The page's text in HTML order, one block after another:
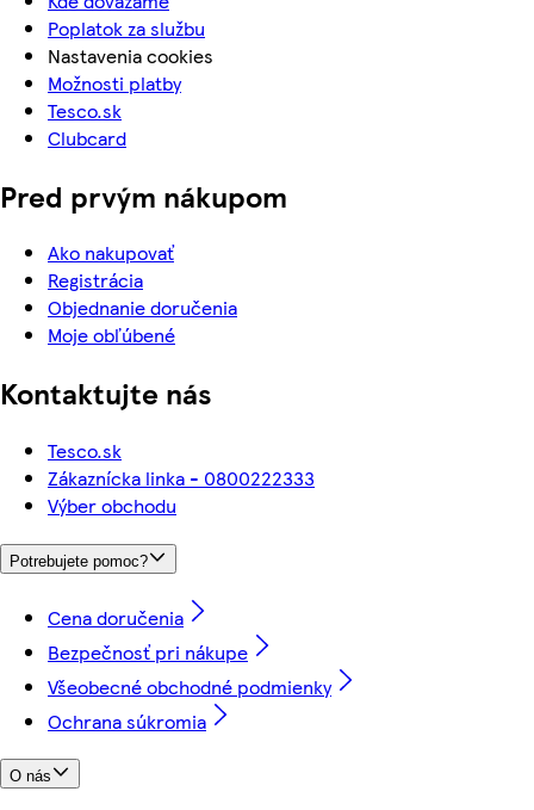
Poplatok za službu
Nastavenia cookies
Možnosti platby
Tesco.sk
Clubcard
Pred prvým nákupom
Ako nakupovať
Registrácia
Objednanie doručenia
Moje obľúbené
Kontaktujte nás
Tesco.sk
Zákaznícka linka - 0800222333
Výber obchodu
Potrebujete pomoc?
Cena doručenia
Bezpečnosť pri nákupe
Všeobecné obchodné podmienky
Ochrana súkromia
O nás